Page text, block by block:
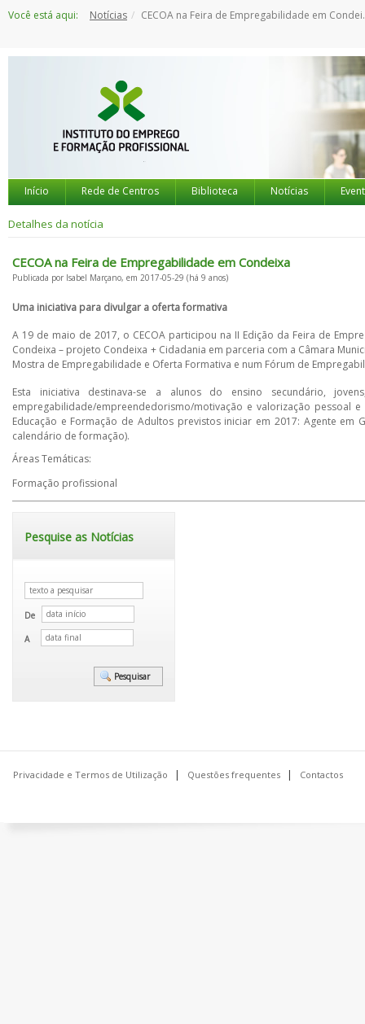
paraVocê está aqui: Notícias CECOA na Feira de Empregabilidade em Condeixa
Início Rede de Centros Biblioteca Notícias
Detalhes da notícia
CECOA na Feira de Empregabilidade em Condeixa
Publicada por Isabel Marçano, em 2017-05-29 (há 9 anos)
Uma iniciativa para divulgar a oferta formativa
A 19 de maio de 2017, o CECOA participou na II Edição da Feira de
Condeixa – projeto Condeixa + Cidadania em parceria com a Câmara
Mostra de Empregabilidade e Oferta Formativa e num Fórum de
Esta iniciativa destinava-se a alunos do ensino secundário,
empregabilidade/empreendedorismo/motivação e valorização
Educação e Formação de Adultos previstos iniciar em 2017: Agente
calendário de formação).
Áreas Temáticas:
Formação profissional
Pesquise as Notícias
De
A
Privacidade e Termos de Utilização Questões frequentes Contactos